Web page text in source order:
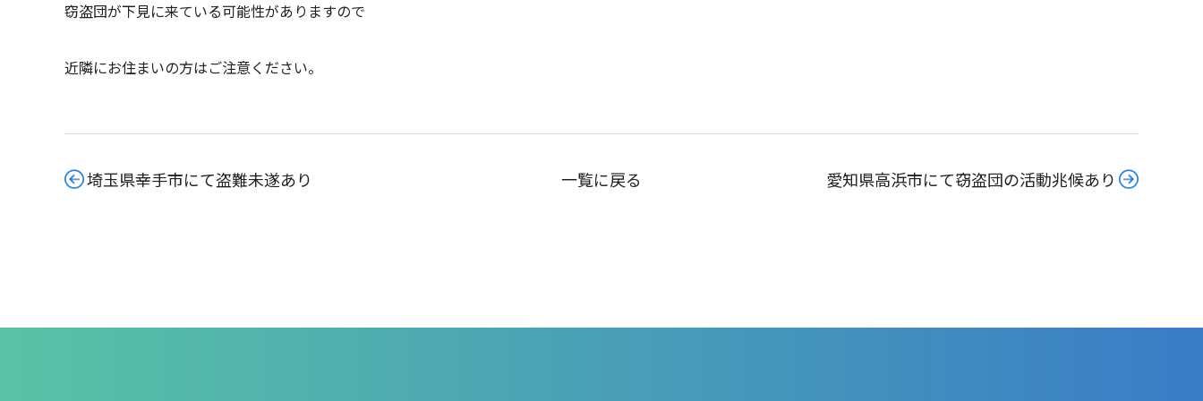
窃盗団が下見に来ている可能性がありますので
近隣にお住まいの方はご注意ください。
埼玉県幸手市にて盗難未遂あり 一覧に戻る 愛知県高浜市にて窃盗団の活動兆候あり